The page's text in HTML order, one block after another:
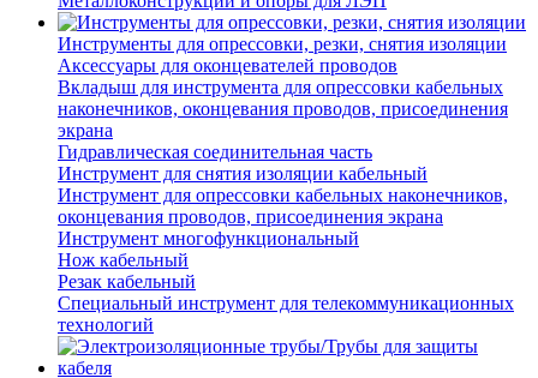
Инструменты для опрессовки, резки, снятия изоляции
Аксессуары для оконцевателей проводов
Вкладыш для инструмента для опрессовки кабельных
наконечников, оконцевания проводов, присоединения
экрана
Гидравлическая соединительная часть
Инструмент для снятия изоляции кабельный
Инструмент для опрессовки кабельных наконечников,
оконцевания проводов, присоединения экрана
Инструмент многофункциональный
Нож кабельный
Резак кабельный
Специальный инструмент для телекоммуникационных
технологий